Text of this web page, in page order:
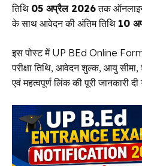
तिथि 05 अप्रैल 2026तक
के साथ आवेदन की अंतिम तिथि 10
इस पोस्ट में UP BEd Online
परीक्षा तिथि, आवेदन शुल्क, आयु सीमा,
एवं महत्वपूर्ण लिंक की पूरी जानकारी दी